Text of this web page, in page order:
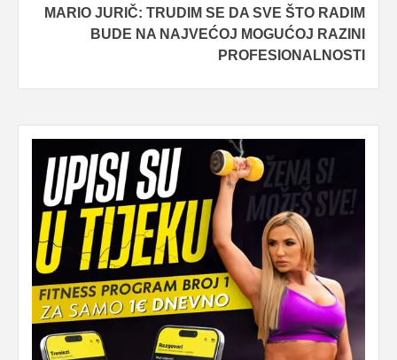
MARIO JURIČ: TRUDIM SE DA SVE ŠTO RADIM
BUDE NA NAJVEĆOJ MOGUĆOJ RAZINI
PROFESIONALNOSTI